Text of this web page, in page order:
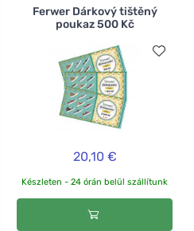
Ferwer Dárkový tištěný
poukaz 500 Kč
20,10 €
Készleten - 24 órán belül szállítunk